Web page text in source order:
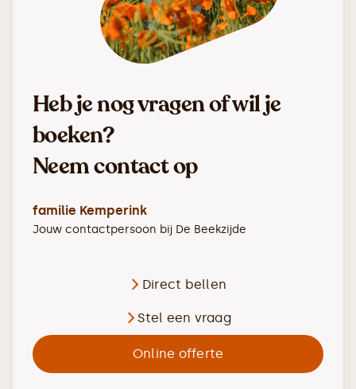
Heb je nog vragen of wil je
boeken?
Neem contact op
familie Kemperink
Jouw contactpersoon bij De Beekzijde
Direct bellen
Stel een vraag
Online offerte